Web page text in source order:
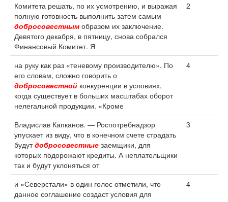
Комитета решать, по их усмотрению, и выражая
полную готовность выполнить затем самым
добросовестным образом их заключение.
Девятого декабря, в пятницу, снова собрался
Финансовый Комитет. Я
2
на руку как раз «теневому производителю». По
его словам, сложно говорить о
добросовестной конкуренции в условиях,
когда существует в больших масштабах оборот
нелегальной продукции. «Кроме
4
Владислав Капканов. — Роспотребнадзор
упускает из виду, что в конечном счете страдать
будутдобросовестные заемщики, для
которых подорожают кредиты. А неплательщики
так и будут уклоняться от
3
и «Северстали» в один голос отметили, что
данное соглашение создаст условия для
4